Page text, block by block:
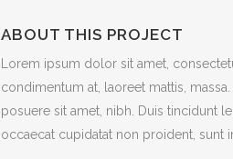
ABOUT THIS PROJECT
Lorem ipsum dolor sit amet,
condimentum at, laoreet mattis,
posuere sit amet, nibh. Duis tincidunt
occaecat cupidatat non proident, sunt